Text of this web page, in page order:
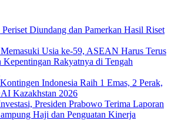
Diundang dan Pamerkan Hasil Riset
Usia ke-59, ASEAN Harus Terus
Kepentingan Rakyatnya di Tengah
Indonesia Raih 1 Emas, 2 Perak,
Kazakhstan 2026
Presiden Prabowo Terima Laporan
Haji dan Penguatan Kinerja